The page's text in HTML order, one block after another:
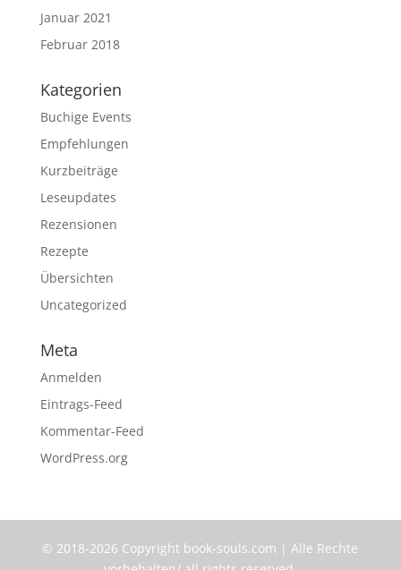
Januar 2021
Februar 2018
Kategorien
Buchige Events
Empfehlungen
Kurzbeiträge
Leseupdates
Rezensionen
Rezepte
Übersichten
Uncategorized
Meta
Anmelden
Eintrags-Feed
Kommentar-Feed
WordPress.org
© 2018-2026 Copyright book-souls.com | Alle Rechte